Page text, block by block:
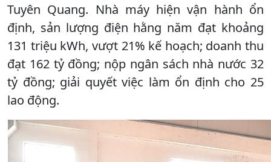
Tuyên Quang. Nhà máy hiện vận hành ổn
định, sản lượng điện hằng năm đạt khoảng
131 triệu kWh, vượt 21% kế hoạch; doanh thu
đạt 162 tỷ đồng; nộp ngân sách nhà nước 32
tỷ đồng; giải quyết việc làm ổn định cho 25
lao động.